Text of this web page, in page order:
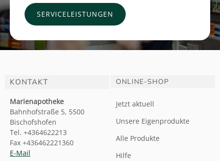
SERVICELEISTUNGEN
KONTAKT
Marienapotheke
Bahnhofstraße 5, 5500
Bischofshofen
Tel. +4364622213
Fax +436462221360
E-Mail
ONLINE-SHOP
Jetzt aktuell
Unsere Eigenprodukte
Alle Produkte
Hilfe